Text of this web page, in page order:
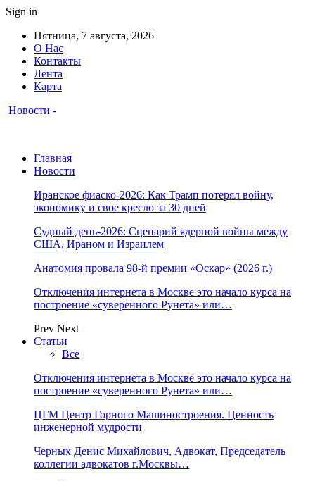
Sign in
Пятница, 7 августа, 2026
О Нас
Контакты
Лента
Карта
Новости -
Главная
Новости
Иранское фиаско-2026: Как Трамп потерял войну,
экономику и свое кресло за 30 дней
Судный день-2026: Сценарий ядерной войны между
США, Ираном и Израилем
Анатомия провала 98-й премии «Оскар» (2026 г.)
Отключения интернета в Москве это начало курса на
построение «суверенного Рунета» или…
Prev Next
Статьи
Все
Отключения интернета в Москве это начало курса на
построение «суверенного Рунета» или…
ЦГМ Центр Горного Машиностроения. Ценность
инженерной мудрости
Черных Денис Михайлович, Адвокат, Председатель
коллегии адвокатов г.Москвы…